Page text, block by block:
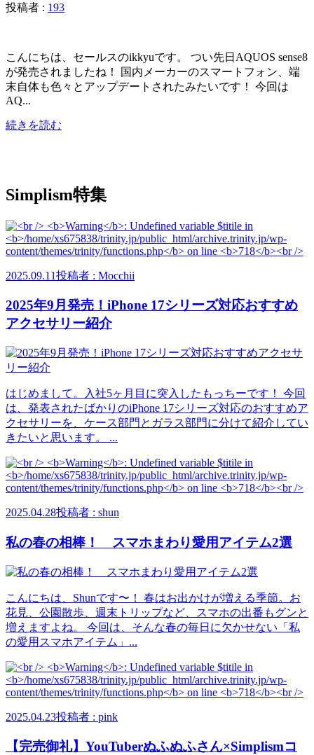
投稿者 : 193
こんにちは、セールスのikkyuです。 つい先日AQUOS sense8
が発売されましたね！ 国内メーカーのスマートフォン、端
末自体も色々とアップデートされたみたいです！ 今回は
AQ...
続きを読む
Simplism特集
2025.09.11投稿者 : Mocchii
2025年9月発売！iPhone 17シリーズ対応おすすめ
アクセサリー紹介
はじめまして。入社5ヶ月目に突入したもっちーです！ 今回
は、発表されたばかりのiPhone 17シリーズ対応のおすすめア
クセサリーを、ケース部門とガラス部門に分けて紹介してい
きたいと思います。 ...
2025.04.28投稿者 : shun
私の春の相棒！ スマホまわり愛用アイテム2選
こんにちは、Shunです〜！ 春はお出かけが増える季節。お
花見、公園散歩、週末トリップなど、スマホの出番もグンと
増えますよね。 今回は、そんな春の毎日に欠かせない「私
の愛用スマホアイテム」...
2025.04.23投稿者 : pink
【完売御礼】YouTuberぬふぬふさん×Simplismコ